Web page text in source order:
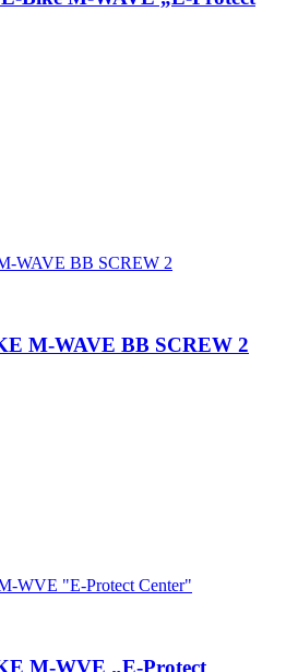
M-WAVE BB SCREW 2
M-WVE „E-Protect